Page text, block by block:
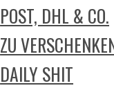
POST, DHL & CO.
ZU
DAILY SHIT